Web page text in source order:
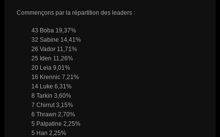
Commençons par la répartition des leaders :
43 Boba 19,37%
32 Sabine 14,41%
26 Vador 11,71%
25 Iden 11,26%
20 Leia 9,01%
16 Krennic 7,21%
14 Luke 6,31%
8 Tarkin 3,60%
7 Chirrut 3,15%
6 Thrawn 2,70%
5 Palpatine 2,25%
5 Han 2,25%